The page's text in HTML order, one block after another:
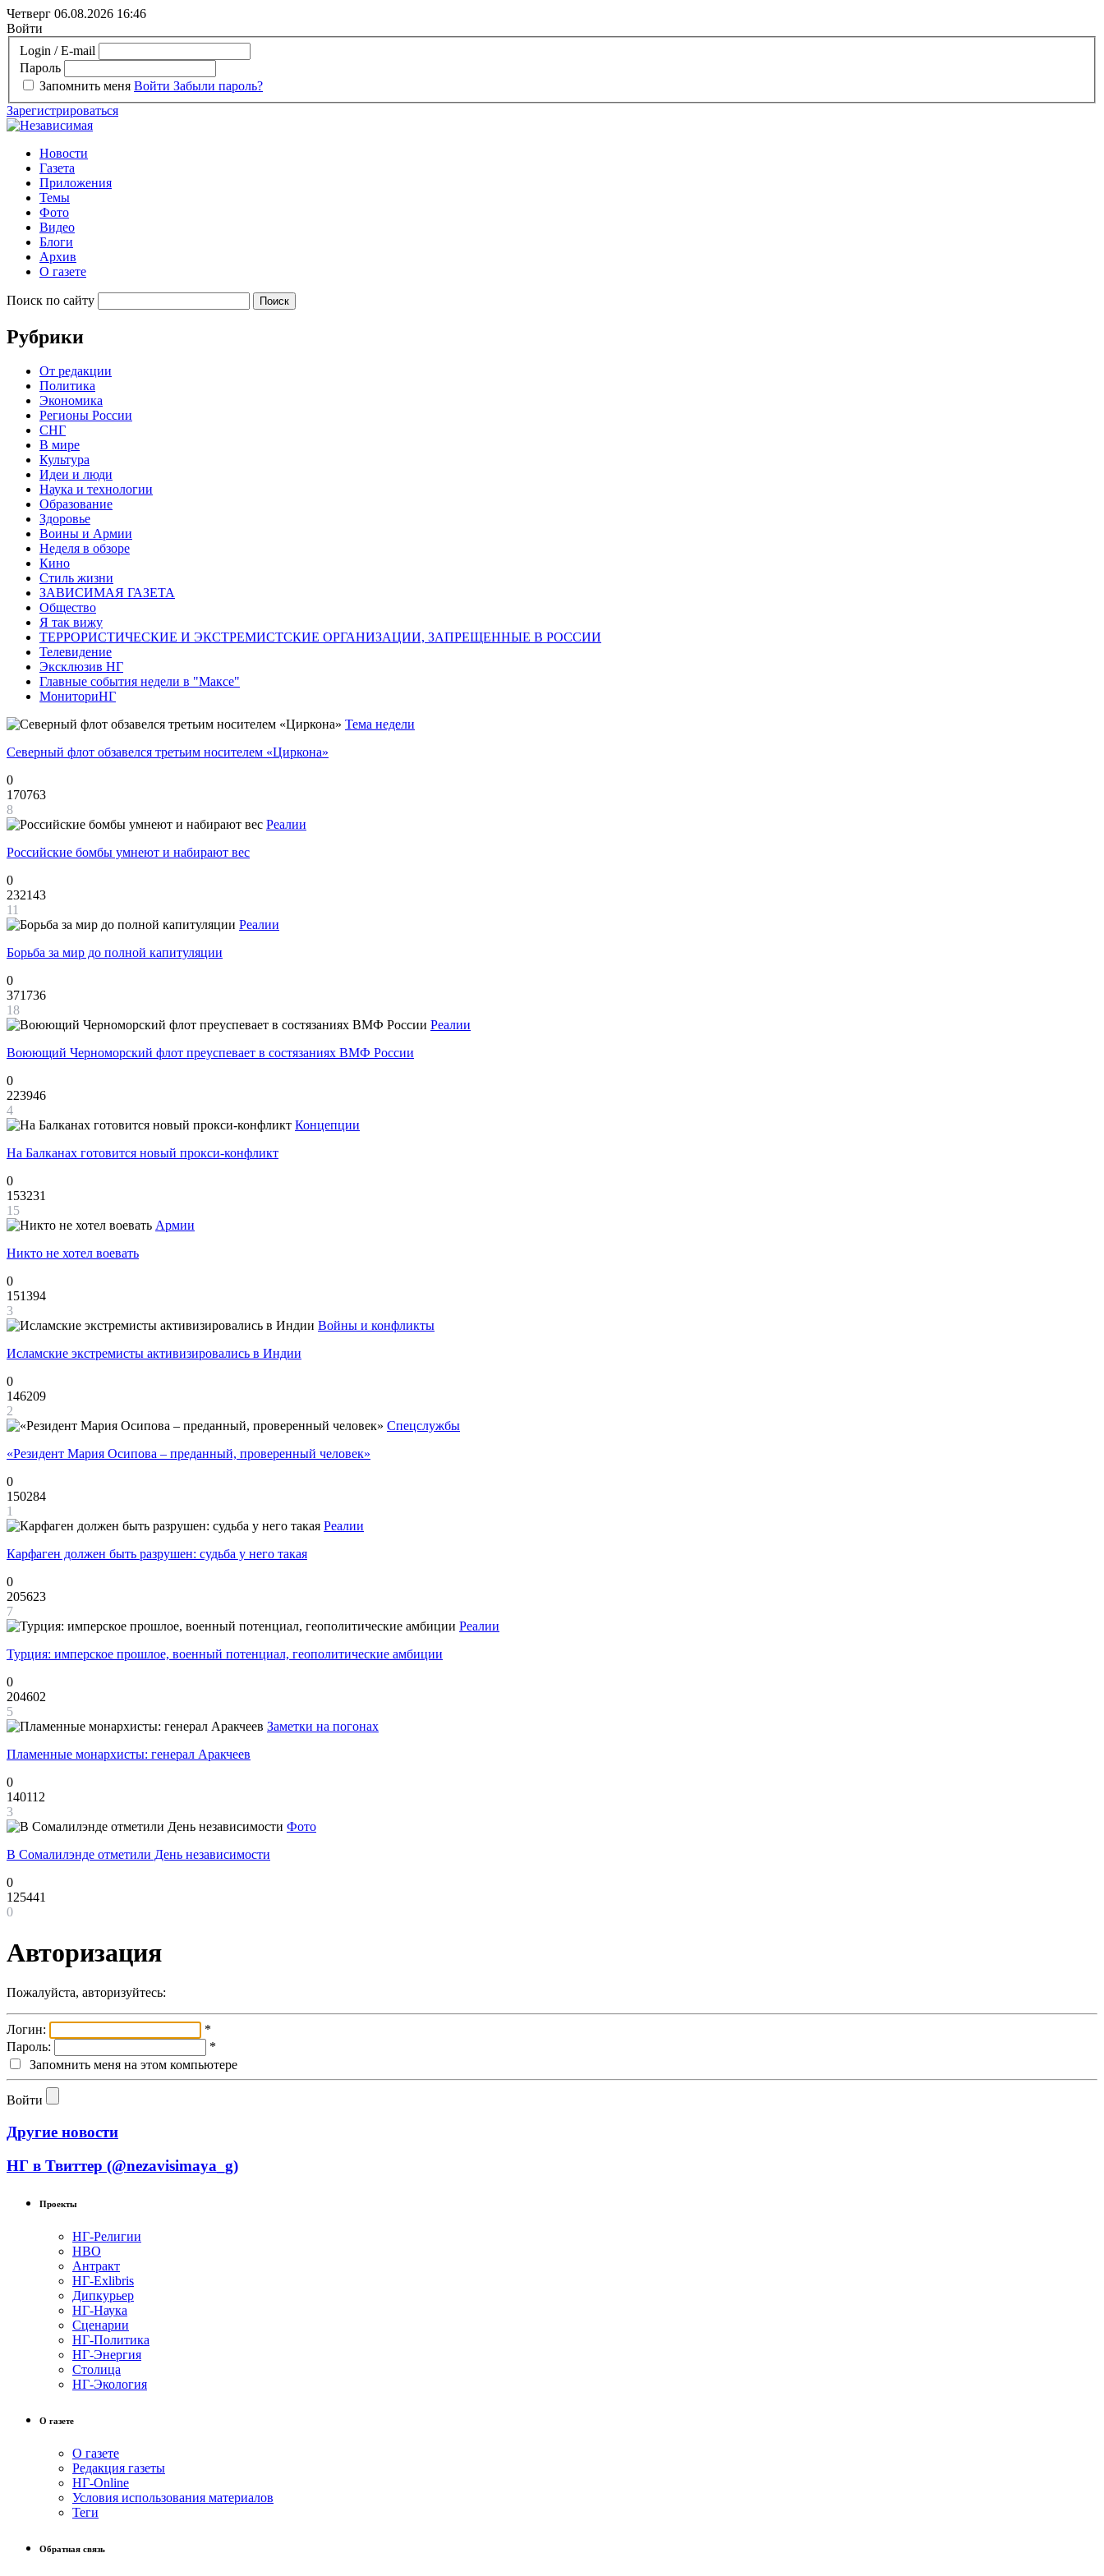
Четверг 06.08.2026 16:46
Войти
Login / E-mail
Пароль
Запомнить меня Войти Забыли пароль?
Зарегистрироваться
Новости
Газета
Приложения
Темы
Фото
Видео
Блоги
Архив
О газете
Поиск по сайту
Рубрики
От редакции
Политика
Экономика
Регионы России
СНГ
В мире
Культура
Идеи и люди
Наука и технологии
Образование
Здоровье
Воины и Армии
Неделя в обзоре
Кино
Стиль жизни
ЗАВИСИМАЯ ГАЗЕТА
Общество
Я так вижу
ТЕРРОРИСТИЧЕСКИЕ И ЭКСТРЕМИСТСКИЕ ОРГАНИЗАЦИИ, ЗАПРЕЩЕННЫЕ В РОССИИ
Телевидение
Эксклюзив НГ
Главные события недели в "Максе"
МониториНГ
Тема недели
Северный флот обзавелся третьим носителем «Циркона»
0
170763
8
Реалии
Российские бомбы умнеют и набирают вес
0
232143
11
Реалии
Борьба за мир до полной капитуляции
0
371736
18
Реалии
Воюющий Черноморский флот преуспевает в состязаниях ВМФ России
0
223946
4
Концепции
На Балканах готовится новый прокси-конфликт
0
153231
15
Армии
Никто не хотел воевать
0
151394
3
Войны и конфликты
Исламские экстремисты активизировались в Индии
0
146209
2
Спецслужбы
«Резидент Мария Осипова – преданный, проверенный человек»
0
150284
1
Реалии
Карфаген должен быть разрушен: судьба у него такая
0
205623
7
Реалии
Турция: имперское прошлое, военный потенциал, геополитические амбиции
0
204602
5
Заметки на погонах
Пламенные монархисты: генерал Аракчеев
0
140112
3
Фото
В Сомалилэнде отметили День независимости
0
125441
0
Авторизация
Пожалуйста, авторизуйтесь:
Логин:
*
Пароль:
*
Запомнить меня на этом компьютере
Войти
Другие новости
НГ в Твиттер (@nezavisimaya_g)
Проекты
НГ-Религии
НВО
Антракт
НГ-Exlibris
Дипкурьер
НГ-Наука
Сценарии
НГ-Политика
НГ-Энергия
Столица
НГ-Экология
О газете
О газете
Редакция газеты
НГ-Online
Условия использования материалов
Теги
Обратная связь